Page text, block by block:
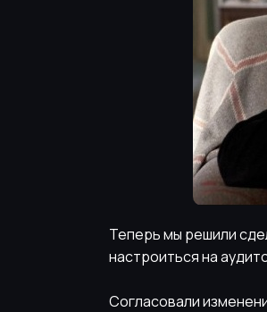
Теперь мы решили
настроиться на
Согласовали